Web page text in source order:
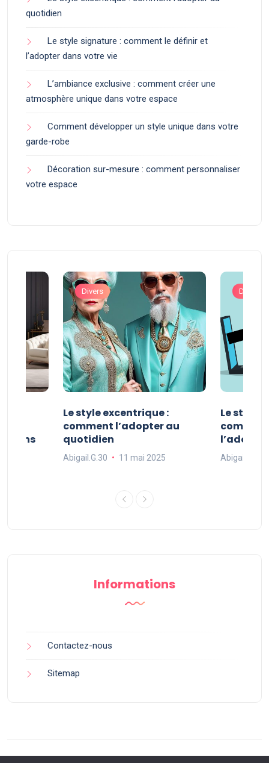
quotidien
Le style signature : comment le définir et
l’adopter dans votre vie
L’ambiance exclusive : comment créer une
atmosphère unique dans votre espace
Comment développer un style unique dans votre
garde-robe
Décoration sur-mesure : comment personnaliser
votre espace
dans
Divers
Le style excentrique :
comment l’adopter au
quotidien
Abigail.G.30 11 mai 2025
Divers
Le style
Abigail.G.30
Informations
Contactez-nous
Sitemap